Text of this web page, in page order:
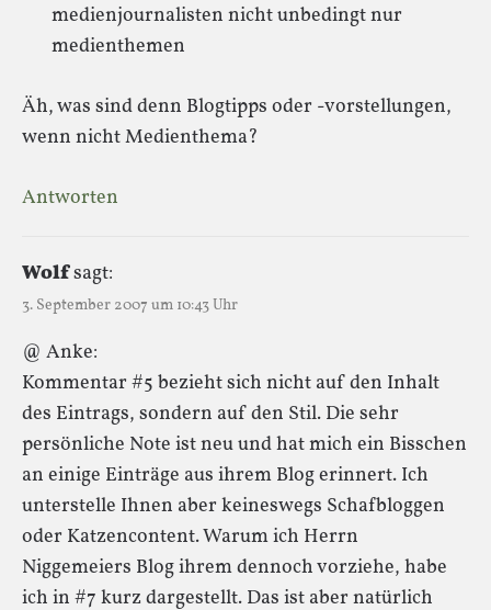
medienjournalisten nicht unbedingt nur
medienthemen
Äh, was sind denn Blogtipps oder -vorstellungen,
wenn nicht Medienthema?
Antworten
Wolfsagt:
3. September 2007 um 10:43 Uhr
@ Anke:
Kommentar #5 bezieht sich nicht auf den Inhalt
des Eintrags, sondern auf den Stil. Die sehr
persönliche Note ist neu und hat mich ein Bisschen
an einige Einträge aus ihrem Blog erinnert. Ich
unterstelle Ihnen aber keineswegs Schafbloggen
oder Katzencontent. Warum ich Herrn
Niggemeiers Blog ihrem dennoch vorziehe, habe
ich in #7 kurz dargestellt. Das ist aber natürlich